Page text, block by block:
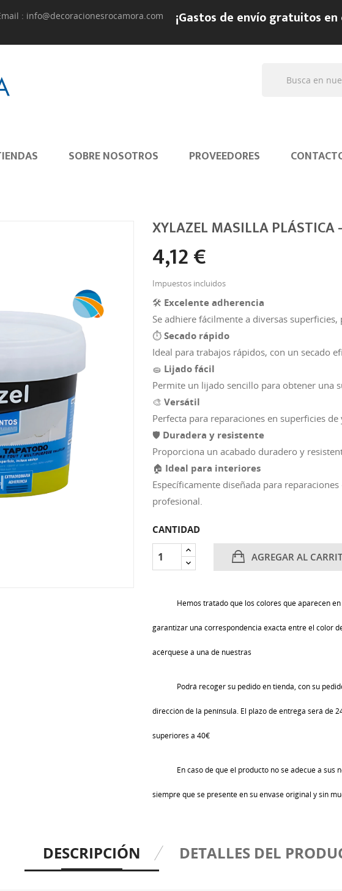
: info@decoracionesrocamora.com ¡Gastos de envío gratuitos
SOBRE NOSOTROS PROVEEDORES
XYLAZEL MASILLA PLÁSTICA
4,12 €
Impuestos incluidos
🛠️ Excelente adherencia
Se adhiere fácilmente a diversas
⏱️ Secado rápido
Ideal para trabajos rápidos, con un secado
🧽 Lijado fácil
Permite un lijado sencillo para obtener una
🎨 Versátil
Perfecta para reparaciones en superficies
🛡️ Duradera y resistente
Proporciona un acabado duradero y
🏠 Ideal para interiores
Específicamente diseñada para
profesional.
CANTIDAD
AGREGAR AL
Hemos tratado que los colores que aparecen
garantizar una correspondencia exacta entre el color
acérquese a una de nuestras
Podrá recoger su pedido en tienda, con su
dirección de la península. El plazo de entrega será de
superiores a 40€
En caso de que el producto no se adecue a
siempre que se presente en su envase original y sin
DESCRIPCIÓN DETALLES DEL